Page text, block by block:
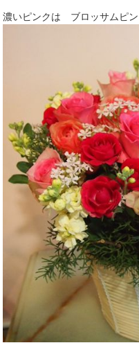
濃いピンクは ブロッサムピ